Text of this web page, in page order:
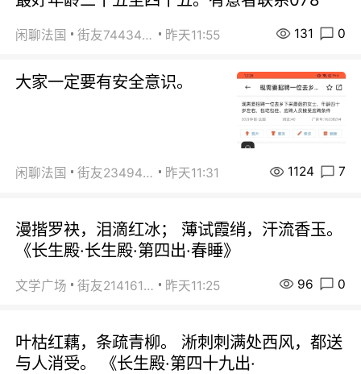
闲聊法国 街友74434350 昨天11:55 131 0
大家一定要有安全意识。
闲聊法国 街友23494008 昨天11:31 1124 7
漫揩罗袂，泪滴红冰； 薄试霞绡，汗流香玉。
《长生殿·长生殿·第四出·春睡》
文学广场 街友21416156 昨天11:25 96 0
叶枯红藕，条疏青柳。 淅刺刺满处西风，都送
与人消受。 《长生殿·第四十九出·